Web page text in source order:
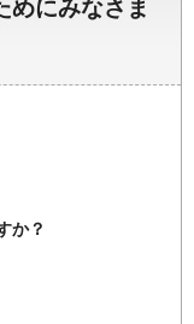
めにみなさま
か？